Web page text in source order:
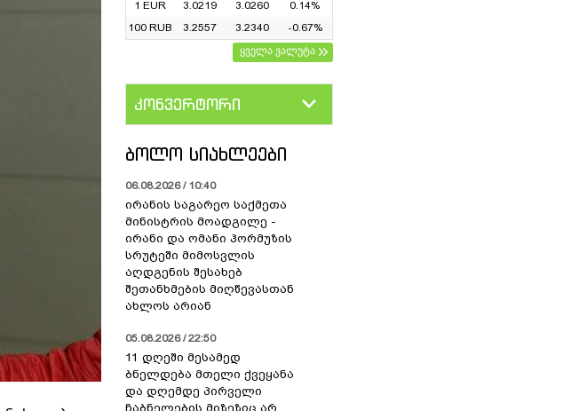
1 EUR
3.0219 3.0260
0.14%
100 RUB
3.2557 3.2340
-0.67%
ყველა ვალუტა
კონვერტორი
ᲑᲝᲚᲝ ᲡᲘᲐᲮᲚᲔᲔᲑᲘ
06.08.2026 / 10:40
ირანის საგარეო საქმეთა
მინისტრის მოადგილე -
ირანი და ომანი ჰორმუზის
სრუტეში მიმოსვლის
აღდგენის შესახებ
შეთანხმების მიღწევასთან
ახლოს არიან
05.08.2026 / 22:50
11 დღეში მესამედ
ბნელდება მთელი ქვეყანა
და დღემდე პირველი
ჩაბნელების მიზეზიც არ